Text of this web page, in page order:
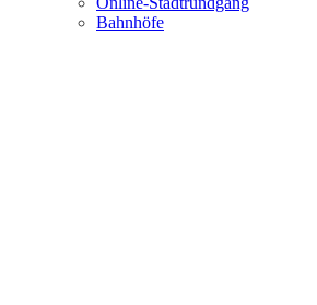
Bahnhöfe